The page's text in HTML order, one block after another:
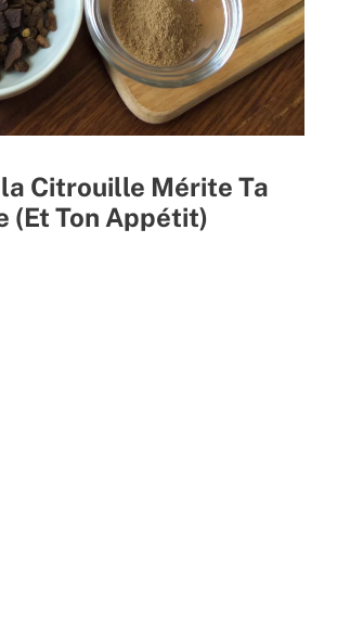
Citrouille Mérite Ta
(Et Ton Appétit)